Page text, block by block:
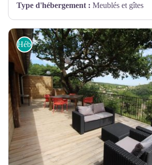
Type d'hébergement : Meublés et gîtes
Hébergements